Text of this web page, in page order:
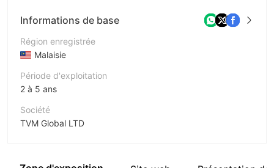
Informations de base
Région enregistrée
Malaisie
Période d'exploitation
2 à 5 ans
Société
TVM Global LTD